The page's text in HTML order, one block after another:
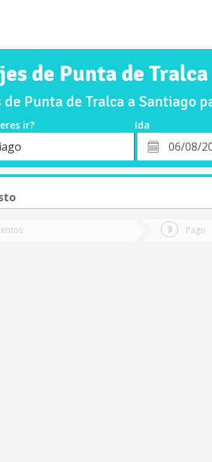
de Punta de
de Punta de Tralca a Santiago
ir? Ida
Fecha
de
Pago